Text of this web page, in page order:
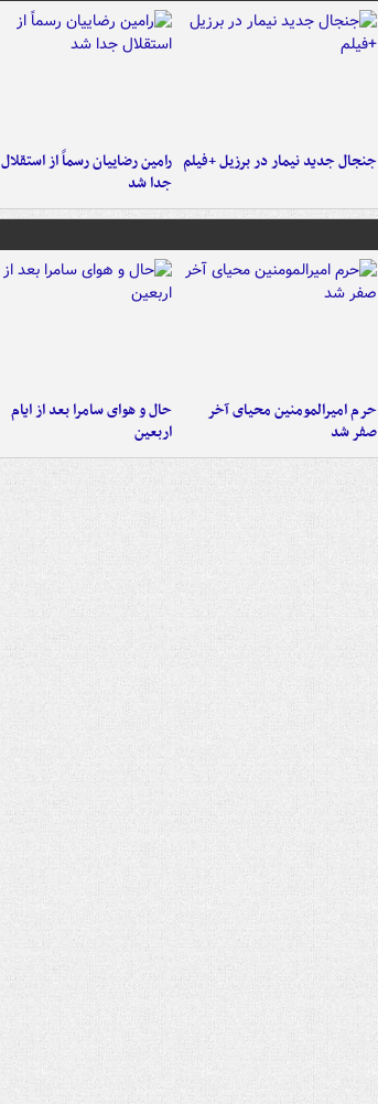
جنجال جدید نیمار در برزیل +فیلم رامین رضاییان رسماً از استقلال
جدا شد
حرم امیرالمومنین محیای آخر
صفر شد
حال و هوای سامرا بعد از ایام
اربعین